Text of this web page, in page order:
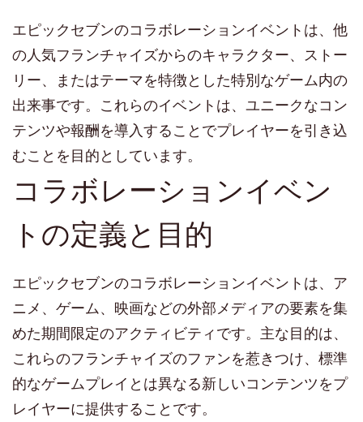
エピックセブンのコラボレーションイベントは、他
の人気フランチャイズからのキャラクター、ストー
リー、またはテーマを特徴とした特別なゲーム内の
出来事です。これらのイベントは、ユニークなコン
テンツや報酬を導入することでプレイヤーを引き込
むことを目的としています。
コラボレーションイベン
トの定義と目的
エピックセブンのコラボレーションイベントは、ア
ニメ、ゲーム、映画などの外部メディアの要素を集
めた期間限定のアクティビティです。主な目的は、
これらのフランチャイズのファンを惹きつけ、標準
的なゲームプレイとは異なる新しいコンテンツをプ
レイヤーに提供することです。